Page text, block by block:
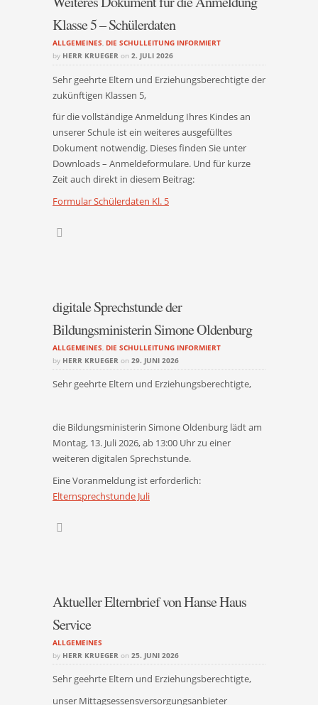
Klasse 5 – Schülerdaten
ALLGEMEINES, DIE SCHULLEITUNG INFORMIERT
by HERR KRUEGER on 2. JULI 2026
Sehr geehrte Eltern und Erziehungsberechtigte der
zukünftigen Klassen 5,
für die vollständige Anmeldung Ihres Kindes an
unserer Schule ist ein weiteres ausgefülltes
Dokument notwendig. Dieses finden Sie unter
Downloads – Anmeldeformulare. Und für kurze
Zeit auch direkt in diesem Beitrag:
Formular Schülerdaten Kl. 5
digitale Sprechstunde der
Bildungsministerin Simone Oldenburg
ALLGEMEINES DIE SCHULLEITUNG INFORMIERT
by HERR KRUEGER on 29. JUNI 2026
Sehr geehrte Eltern und Erziehungsberechtigte,
die Bildungsministerin Simone Oldenburg lädt am
Montag, 13. Juli 2026, ab 13:00 Uhr zu einer
weiteren digitalen Sprechstunde.
Eine Voranmeldung ist erforderlich:
Elternsprechstunde Juli
Aktueller Elternbrief von Hanse Haus
Service
ALLGEMEINES
by HERR KRUEGER on 25. JUNI 2026
Sehr geehrte Eltern und Erziehungsberechtigte,
unser Mittagsessensversorgungsanbieter